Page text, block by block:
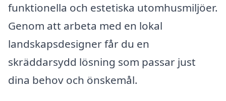
funktionella och estetiska utomhusmiljöer.
Genom att arbeta med en lokal
landskapsdesigner får du en
skräddarsydd lösning som passar just
dina behov och önskemål.